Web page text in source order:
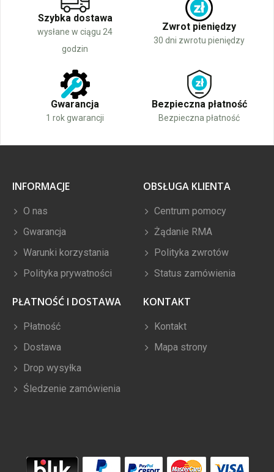
Szybka dostawa
wysłane w ciągu 24
godzin
Zwrot pieniędzy
30 dni zwrotu pieniędzy
Gwarancja
1 rok gwarancji
Bezpieczna płatność
Bezpieczna płatność
INFORMACJE
O nas
Gwarancja
Warunki korzystania
Polityka prywatności
OBSŁUGA KLIENTA
Centrum pomocy
Żądanie RMA
Polityka zwrotów
Status zamówienia
PŁATNOŚĆ I DOSTAWA
Płatność
Dostawa
Drop wysyłka
Śledzenie zamówienia
KONTAKT
Kontakt
Mapa strony